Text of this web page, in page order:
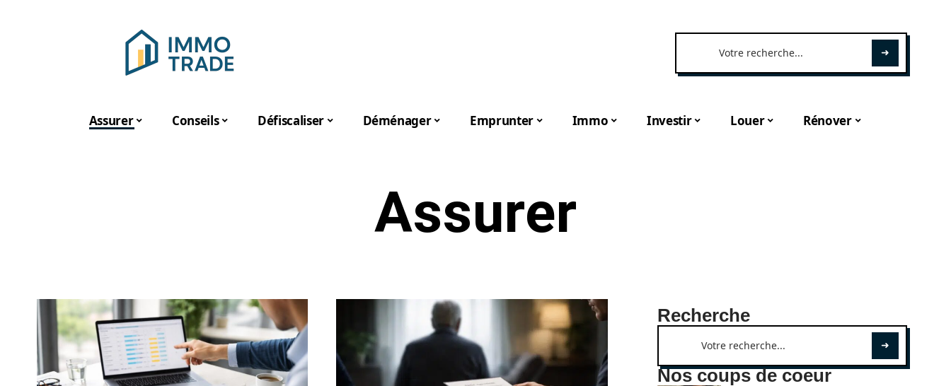
Assurer Conseils Défiscaliser Déménager Emprunter Immo Investir Louer Rénover
Assurer
Recherche
Nos coups de coeur